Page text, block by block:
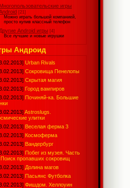
Многопользовательские игры
[21]
Можно играть большой компанией,
просто купив классный телефон
Другие Android игры [4]
Все лучшие и новые игрушки
Андроид
Urban Rivals
Сокровища Пенелопы
Скрытая магия
Город вампиров
Починяй-ка. Большие
Astroslugs.
улитки
Веселая ферма 3
Космоферма
Вандербург
Побег из музея. Часть
пропавших сокровищ
Долина магов
Пасьянс Футболка
Фишдом. Хеллоуин